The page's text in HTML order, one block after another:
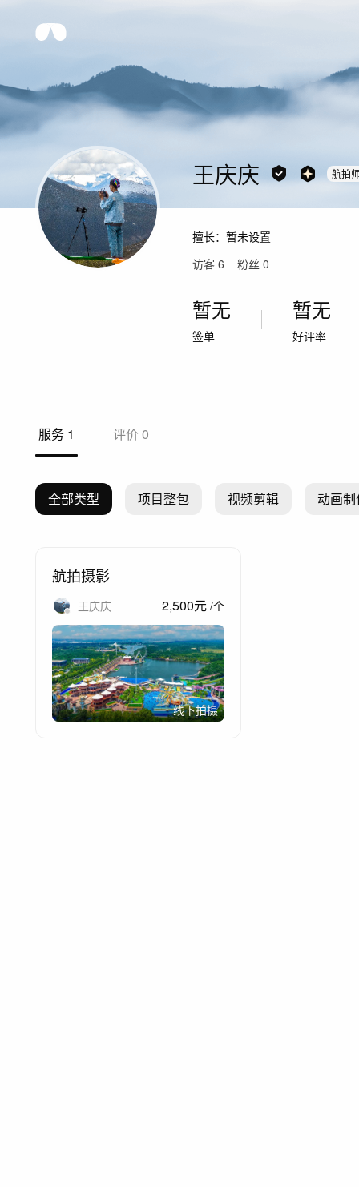
王庆庆 航拍
擅长： 暂未设置
访客 6 粉丝 0
暂无
签单
暂无
好评率
服务 1 评价 0
全部类型 项目整包 视频剪辑 动画制
航拍摄影
王庆庆 2,500元 /个
线下拍摄